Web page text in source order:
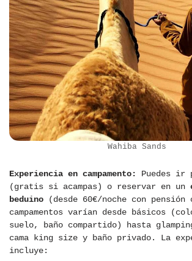
Wahiba Sands
Experiencia en campamento:
Puedes ir
(gratis si acampas) o reservar en un
beduino (desde 60€/noche con pensión
campamentos varían desde básicos
suelo, baño compartido) hasta
cama king size y baño privado. La
incluye: